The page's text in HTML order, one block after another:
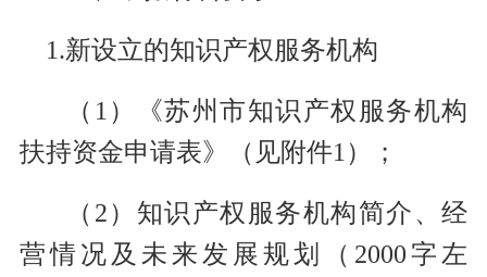
1.新设立的知识产权服务机构
（1）《苏州市知识产权服务机构
扶持资金申请表》（见附件1）；
（2）知识产权服务机构简介、经
营情况及未来发展规划（2000字左